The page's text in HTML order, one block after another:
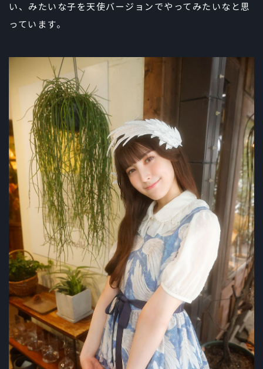
い、みたいな子を天使バージョンでやってみたいなと思
っています。